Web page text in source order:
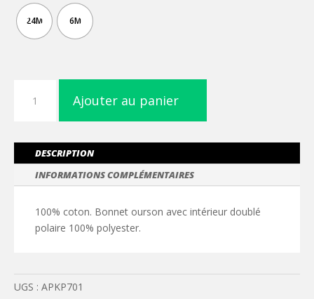
24M 6M
bébé
Ajouter au panier
DESCRIPTION
INFORMATIONS COMPLÉMENTAIRES
100% coton. Bonnet ourson avec intérieur doublé
polaire 100% polyester.
UGS : APKP701